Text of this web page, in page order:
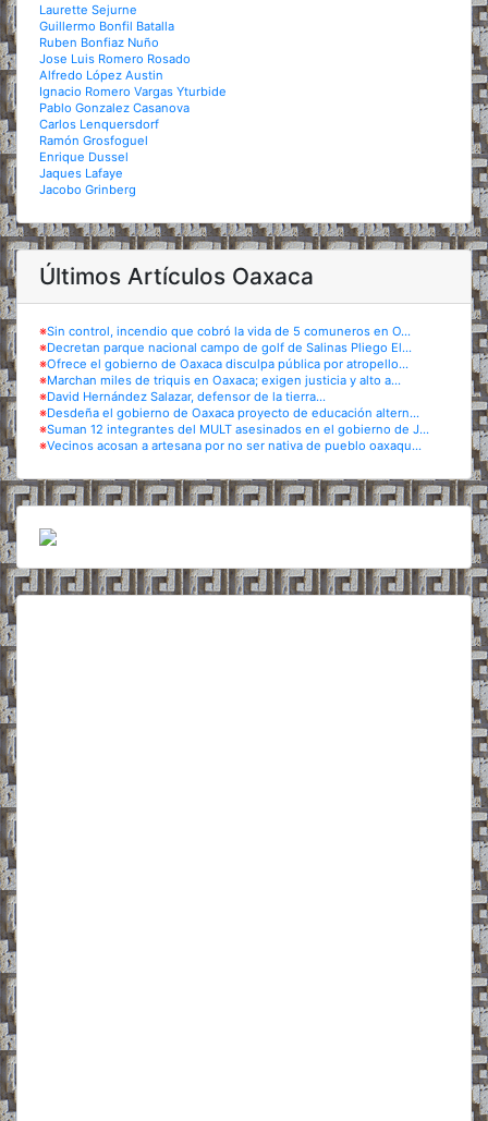
Laurette Sejurne
Guillermo Bonfil Batalla
Ruben Bonfiaz Nuño
Jose Luis Romero Rosado
Alfredo López Austin
Ignacio Romero Vargas Yturbide
Pablo Gonzalez Casanova
Carlos Lenquersdorf
Ramón Grosfoguel
Enrique Dussel
Jaques Lafaye
Jacobo Grinberg
Últimos Artículos Oaxaca
※Sin control, incendio que cobró la vida de 5 comuneros en O...
※Decretan parque nacional campo de golf de Salinas Pliego El...
※Ofrece el gobierno de Oaxaca disculpa pública por atropello...
※Marchan miles de triquis en Oaxaca; exigen justicia y alto a...
※David Hernández Salazar, defensor de la tierra...
※Desdeña el gobierno de Oaxaca proyecto de educación altern...
※Suman 12 integrantes del MULT asesinados en el gobierno de J...
※Vecinos acosan a artesana por no ser nativa de pueblo oaxaqu...